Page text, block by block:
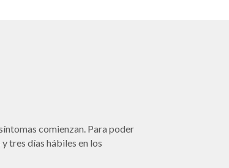
comienzan. Para poder
tres días hábiles en los